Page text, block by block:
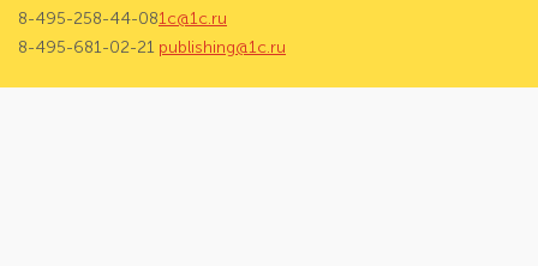
8-495-258-44-08
8-495-681-02-21
1c@1c.ru
publishing@1c.ru